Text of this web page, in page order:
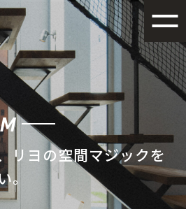
ン性の高い注文
リヨの空間マジックを